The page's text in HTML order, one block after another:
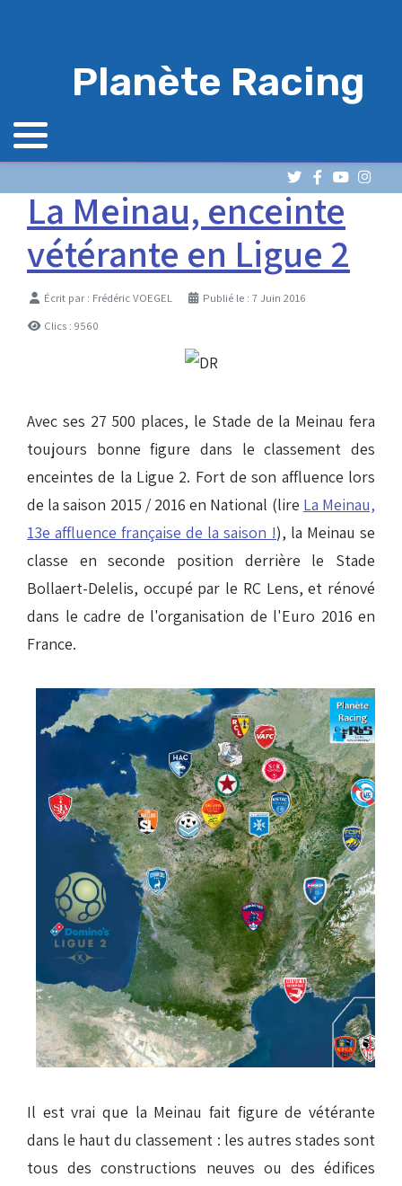
Planète Racing
La Meinau, enceinte
vétérante en Ligue 2
DétailsÉcrit par : Frédéric VOEGEL
Publié le : 7 Juin 2016
Clics : 9560
Avec ses 27 500 places, le Stade de la Meinau fera
toujours bonne figure dans le classement des
enceintes de la Ligue 2. Fort de son affluence lors
de la saison 2015 / 2016 en National (lire La Meinau,
13e affluence française de la saison !), la Meinau se
classe en seconde position derrière le Stade
Bollaert-Delelis, occupé par le RC Lens, et rénové
dans le cadre de l'organisation de l'Euro 2016 en
France.
Il est vrai que la Meinau fait figure de vétérante
dans le haut du classement : les autres stades sont
tous des constructions neuves ou des édifices